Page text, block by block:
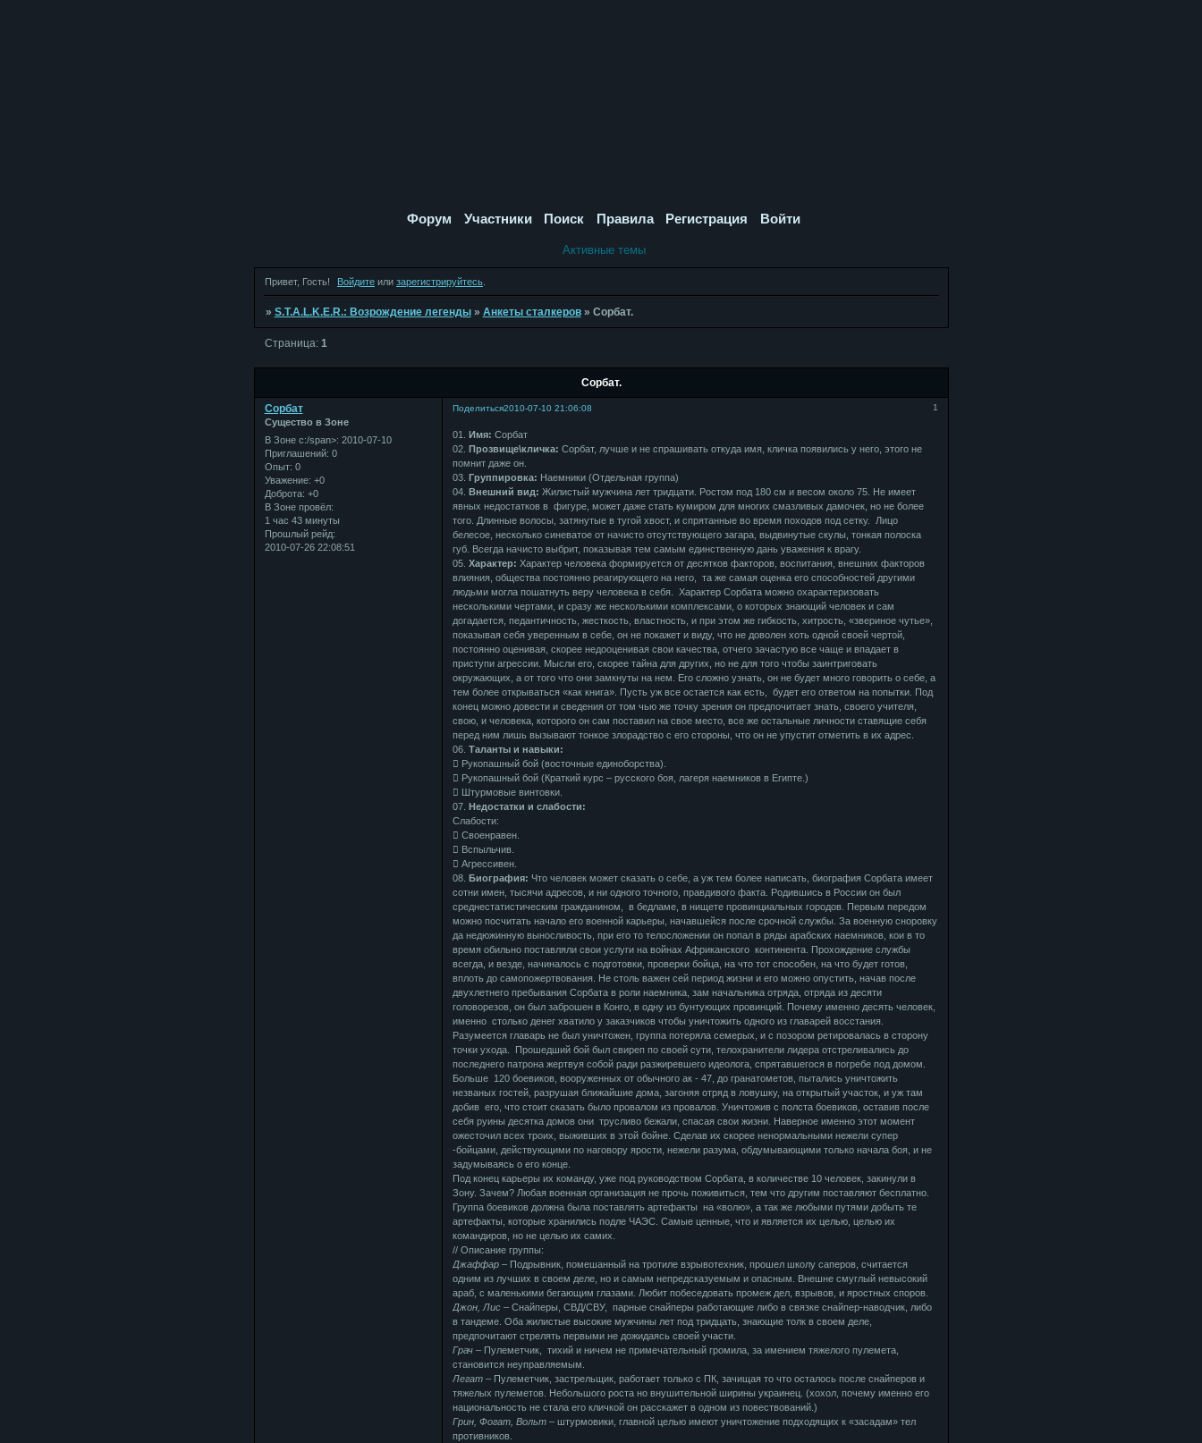
Форум Участники Поиск Правила Регистрация Войти
Активные темы
Привет, Гость! Войдите или зарегистрируйтесь
» S.T.A.L.K.E.R.: Возрождение легенды » Анкеты сталкеров » Сорбат.
Сорбат.
Страница: 1
Поделиться 1
2010-07-10 21:06:08
Сорбат
Существо в Зоне
В Зоне с:/span>: 2010-07-10
Приглашений: 0
Опыт: 0
Уважение: +0
Доброта: +0
В Зоне провёл:
1 час 43 минуты
Прошлый рейд:
2010-07-26 22:08:51
01. Имя: Сорбат
02. Прозвище\кличка: Сорбат, лучше и не спрашивать откуда имя, кличка появились у него, этого не
помнит даже он.
03. Группировка: Наемники (Отдельная группа)
04. Внешний вид: Жилистый мужчина лет тридцати. Ростом под 180 см и весом около 75. Не имеет
явных недостатков в фигуре, может даже стать кумиром для многих смазливых дамочек, но не более
того. Длинные волосы, затянутые в тугой хвост, и спрятанные во время походов под сетку. Лицо
белесое, несколько синеватое от начисто отсутствующего загара, выдвинутые скулы, тонкая полоска
губ. Всегда начисто выбрит, показывая тем самым единственную дань уважения к врагу.
05. Характер: Характер человека формируется от десятков факторов, воспитания, внешних факторов
влияния, общества постоянно реагирующего на него, та же самая оценка его способностей другими
людьми могла пошатнуть веру человека в себя. Характер Сорбата можно охарактеризовать
несколькими чертами, и сразу же несколькими комплексами, о которых знающий человек и сам
догадается, педантичность, жесткость, властность, и при этом же гибкость, хитрость, «звериное чутье»,
показывая себя уверенным в себе, он не покажет и виду, что не доволен хоть одной своей чертой,
постоянно оценивая, скорее недооценивая свои качества, отчего зачастую все чаще и впадает в
приступи агрессии. Мысли его, скорее тайна для других, но не для того чтобы заинтриговать
окружающих, а от того что они замкнуты на нем. Его сложно узнать, он не будет много говорить о себе, а
тем более открываться «как книга». Пусть уж все остается как есть, будет его ответом на попытки. Под
конец можно довести и сведения от том чью же точку зрения он предпочитает знать, своего учителя,
свою, и человека, которого он сам поставил на свое место, все же остальные личности ставящие себя
перед ним лишь вызывают тонкое злорадство с его стороны, что он не упустит отметить в их адрес.
06. Таланты и навыки:
 Рукопашный бой (восточные единоборства).
 Рукопашный бой (Краткий курс – русского боя, лагеря наемников в Египте.)
 Штурмовые винтовки.
07. Недостатки и слабости:
Слабости:
 Своенравен.
 Вспыльчив.
 Агрессивен.
08. Биография: Что человек может сказать о себе, а уж тем более написать, биография Сорбата имеет
сотни имен, тысячи адресов, и ни одного точного, правдивого факта. Родившись в России он был
среднестатистическим гражданином, в бедламе, в нищете провинциальных городов. Первым передом
можно посчитать начало его военной карьеры, начавшейся после срочной службы. За военную сноровку
да недюжинную выносливость, при его то телосложении он попал в ряды арабских наемников, кои в то
время обильно поставляли свои услуги на войнах Африканского континента. Прохождение службы
всегда, и везде, начиналось с подготовки, проверки бойца, на что тот способен, на что будет готов,
вплоть до самопожертвования. Не столь важен сей период жизни и его можно опустить, начав после
двухлетнего пребывания Сорбата в роли наемника, зам начальника отряда, отряда из десяти
головорезов, он был заброшен в Конго, в одну из бунтующих провинций. Почему именно десять человек,
именно столько денег хватило у заказчиков чтобы уничтожить одного из главарей восстания.
Разумеется главарь не был уничтожен, группа потеряла семерых, и с позором ретировалась в сторону
точки ухода. Прошедший бой был свиреп по своей сути, телохранители лидера отстреливались до
последнего патрона жертвуя собой ради разжиревшего идеолога, спрятавшегося в погребе под домом.
Больше 120 боевиков, вооруженных от обычного ак - 47, до гранатометов, пытались уничтожить
незваных гостей, разрушая ближайшие дома, загоняя отряд в ловушку, на открытый участок, и уж там
добив его, что стоит сказать было провалом из провалов. Уничтожив с полста боевиков, оставив после
себя руины десятка домов они трусливо бежали, спасая свои жизни. Наверное именно этот момент
ожесточил всех троих, выживших в этой бойне. Сделав их скорее ненормальными нежели супер
-бойцами, действующими по наговору ярости, нежели разума, обдумывающими только начала боя, и не
задумываясь о его конце.
Под конец карьеры их команду, уже под руководством Сорбата, в количестве 10 человек, закинули в
Зону. Зачем? Любая военная организация не прочь поживиться, тем что другим поставляют бесплатно.
Группа боевиков должна была поставлять артефакты на «волю», а так же любыми путями добыть те
артефакты, которые хранились подле ЧАЭС. Самые ценные, что и является их целью, целью их
командиров, но не целью их самих.
// Описание группы:
Джаффар– Подрывник, помешанный на тротиле взрывотехник, прошел школу саперов, считается
одним из лучших в своем деле, но и самым непредсказуемым и опасным. Внешне смуглый невысокий
араб, с маленькими бегающим глазами. Любит побеседовать промеж дел, взрывов, и яростных споров.
Джон, Лис – Снайперы, СВД/СВУ, парные снайперы работающие либо в связке снайпер-наводчик, либо
в тандеме. Оба жилистые высокие мужчины лет под тридцать, знающие толк в своем деле,
предпочитают стрелять первыми не дожидаясь своей участи.
Грач– Пулеметчик, тихий и ничем не примечательный громила, за имением тяжелого пулемета,
становится неуправляемым.
Легат– Пулеметчик, застрельщик, работает только с ПК, зачищая то что осталось после снайперов и
тяжелых пулеметов. Небольшого роста но внушительной ширины украинец. (хохол, почему именно его
национальность не стала его кличкой он расскажет в одном из повествований.)
Грин, Фогат, Вольт – штурмовики, главной целью имеют уничтожение подходящих к «засадам» тел
противников.